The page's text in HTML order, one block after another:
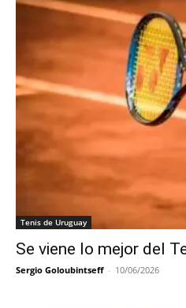
Tenis de Uruguay
Se viene lo mejor del
Sergio Goloubintseff - 10/06/2026